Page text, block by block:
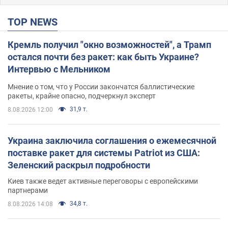
TOP NEWS
Кремль получил "окно возможностей", а Трамп
остался почти без ракет: как быть Украине?
Интервью с Мельником
Мнение о том, что у России закончатся баллистические
ракеты, крайне опасно, подчеркнул эксперт
8.08.2026 12:00 31,9 т.
Украина заключила соглашения о ежемесячной
поставке ракет для системы Patriot из США:
Зеленский раскрыл подробности
Киев также ведет активные переговоры с европейскими
партнерами
8.08.2026 14:08 34,8 т.